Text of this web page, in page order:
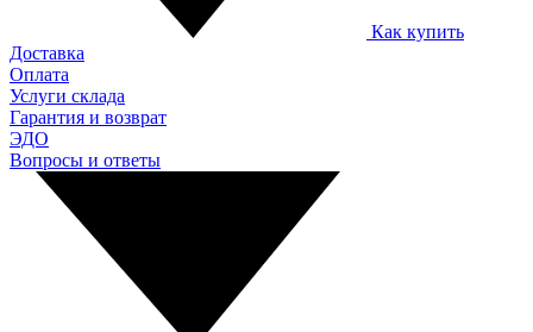
Как купить
Доставка
Оплата
Услуги склада
Гарантия и возврат
ЭДО
Вопросы и ответы